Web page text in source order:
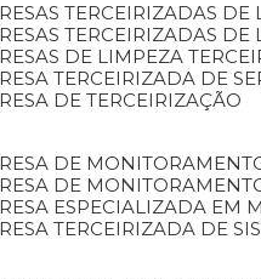
TERCEIRIZADAS
TERCEIRIZADAS
DE LIMPEZA
TERCEIRIZADA DE
DE TERCEIRIZAÇÃO
DE
DE
ESPECIALIZADA
TERCEIRIZADA DE